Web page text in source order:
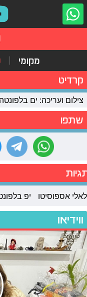
מקומי
קרדיט
צילום ועריכה: ים בלפונטה
שתפו
לאלי אספוסיטו יפ
ווידיאו